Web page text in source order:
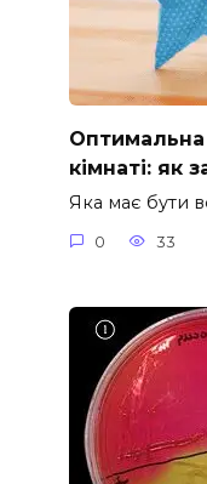
Оптимальна
кімнаті: як
Яка має бути
0 33